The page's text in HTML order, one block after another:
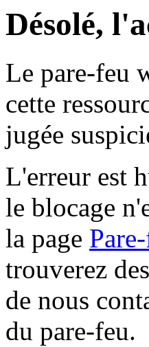
Désolé,
Le pare-feu
cette
jugée
L'erreur est
le blocage
la page
trouverez
de nous
du pare-feu.